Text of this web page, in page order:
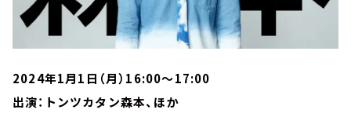
2024年1月1日（月）16:00～17:00
出演：トンツカタン森本、ほか